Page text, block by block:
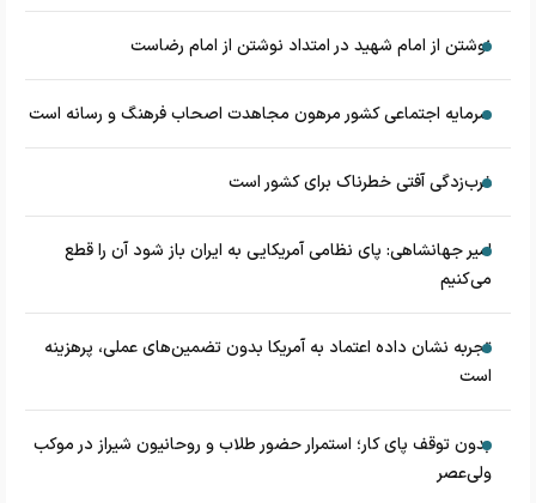
نوشتن از امام شهید در امتداد نوشتن از امام رضاست
سرمایه اجتماعی کشور مرهون مجاهدت اصحاب فرهنگ و رسانه است
غرب‌زدگی آفتی خطرناک برای کشور است
امیر جهانشاهی: پای نظامی آمریکایی به ایران باز شود آن را قطع
می‌کنیم
تجربه نشان داده اعتماد به آمریکا بدون تضمین‌های عملی، پرهزینه
است
بدون توقف پای کار؛ استمرار حضور طلاب و روحانیون شیراز در موکب
ولی‌عصر